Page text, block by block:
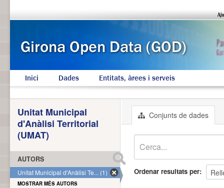
Inici Dades Entitats, àrees i serveis
Conjunts de dades
Ordenar resultats per
Unitat Municipal
d'Anàlisi Territorial
(UMAT)
AUTORS
Unitat Municipal d'Anàlisi Te... (1)
MOSTRAR MÉS AUTORS